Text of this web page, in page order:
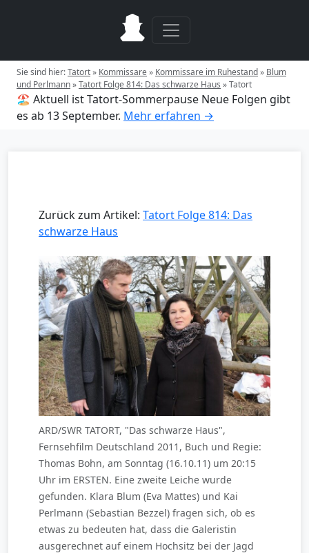
Sie sind hier:Tatort» Kommissare» Kommissare im Ruhestand» Blum
und Perlmann»Tatort Folge 814: Das schwarze Haus »Tatort
🏖️ Aktuell ist Tatort-Sommerpause Neue Folgen gibt
es ab 13 September. Mehr erfahren →
Zurück zum Artikel: Tatort Folge 814: Das
schwarze Haus
ARD/SWR TATORT, "Das schwarze Haus",
Fernsehfilm Deutschland 2011, Buch und Regie:
Thomas Bohn, am Sonntag (16.10.11) um 20:15
Uhr im ERSTEN. Eine zweite Leiche wurde
gefunden. Klara Blum (Eva Mattes) und Kai
Perlmann (Sebastian Bezzel) fragen sich, ob es
etwas zu bedeuten hat, dass die Galeristin
ausgerechnet auf einem Hochsitz bei der Jagd